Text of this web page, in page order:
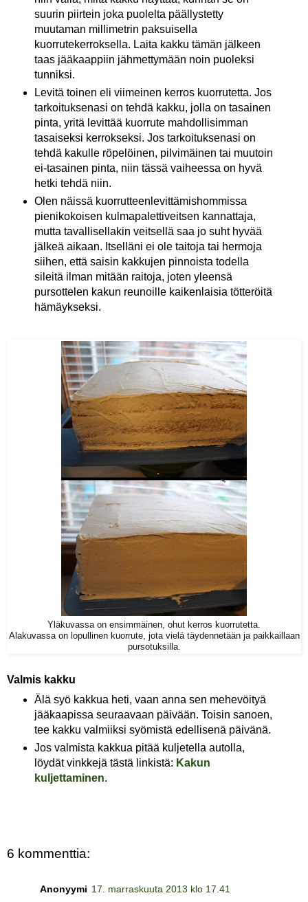
suurin piirtein joka puolelta päällystetty
muutaman millimetrin paksuisella
kuorrutekerroksella. Laita kakku tämän jälkeen
taas jääkaappiin jähmettymään noin puoleksi
tunniksi.
Levitä toinen eli viimeinen kerros kuorrutetta. Jos
tarkoituksenasi on tehdä kakku, jolla on tasainen
pinta, yritä levittää kuorrute mahdollisimman
tasaiseksi kerrokseksi. Jos tarkoituksenasi on
tehdä kakulle röpelöinen, pilvimäinen tai muutoin
ei-tasainen pinta, niin tässä vaiheessa on hyvä
hetki tehdä niin.
Olen näissä kuorrutteenlevittämishommissa
pienikokoisen kulmapalettiveitsen kannattaja,
mutta tavallisellakin veitsellä saa jo suht hyvää
jälkeä aikaan. Itselläni ei ole taitoja tai hermoja
siihen, että saisin kakkujen pinnoista todella
sileitä ilman mitään raitoja, joten yleensä
pursottelen kakun reunoille kaikenlaisia tötteröitä
hämäykseksi.
Yläkuvassa on ensimmäinen, ohut kerros kuorrutetta.
Alakuvassa on lopullinen kuorrute, jota vielä täydennetään ja paikkaillaan
pursotuksilla.
Valmis kakku
Älä syö kakkua heti, vaan anna sen mehevöityä
jääkaapissa seuraavaan päivään. Toisin sanoen,
tee kakku valmiiksi syömistä edellisenä päivänä.
Jos valmista kakkua pitää kuljetella autolla,
löydät vinkkejä tästä linkistä: Kakun
kuljettaminen.
6 kommenttia:
Anonyymi 17. marraskuuta 2013 klo 17.41